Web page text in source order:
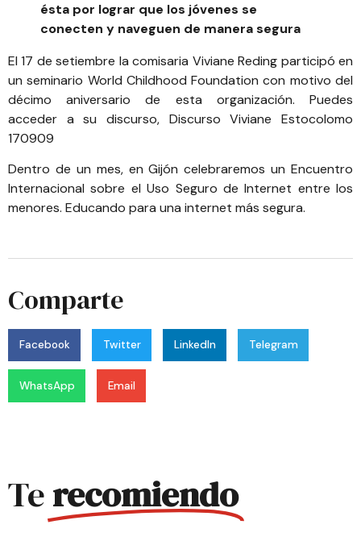
ésta por lograr que los jóvenes se
conecten y naveguen de manera segura
El 17 de setiembre la comisaria Viviane Reding participó en
un seminario World Childhood Foundation con motivo del
décimo aniversario de esta organización. Puedes
acceder a su discurso, Discurso Viviane Estocolomo
170909
Dentro de un mes, en Gijón celebraremos un Encuentro
Internacional sobre el Uso Seguro de Internet entre los
menores. Educando para una internet más segura.
Comparte
Facebook Twitter LinkedIn Telegram
WhatsApp Email
Terecomiendo